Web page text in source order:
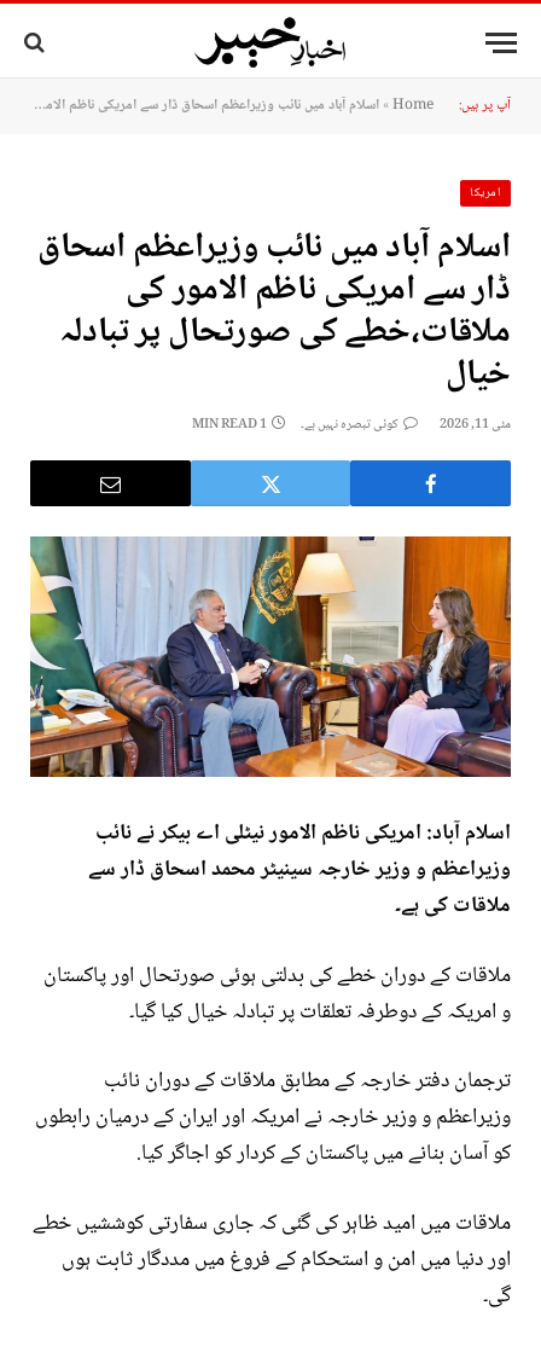
آپ پر ہیں: Home
»اسلام آباد میں نائب وزیراعظم اسحاق ڈار سے امریکی ناظم الامور کی ملاقات،خطے کی صورتحال پر تبادلہ خیال
امریکا
اسلام آباد میں نائب وزیراعظم اسحاق
ڈار سے امریکی ناظم الامور کی
ملاقات،خطے کی صورتحال پر تبادلہ
خیال
مئی 11, 2026 کوئی تبصرہ نہیں ہے۔ 1 MIN READ
اسلام آباد: امریکی ناظم الامور نیٹلی اے بیکر نے نائب
وزیراعظم و وزیر خارجہ سینیٹر محمد اسحاق ڈار سے
ملاقات کی ہے۔
ملاقات کے دوران خطے کی بدلتی ہوئی صورتحال اور پاکستان
و امریکہ کے دوطرفہ تعلقات پر تبادلہ خیال کیا گیا۔
ترجمان دفتر خارجہ کے مطابق ملاقات کے دوران نائب
وزیراعظم و وزیر خارجہ نے امریکہ اور ایران کے درمیان رابطوں
کو آسان بنانے میں پاکستان کے کردار کو اجاگر کیا.
ملاقات میں امید ظاہر کی گئی کہ جاری سفارتی کوششیں خطے
اور دنیا میں امن و استحکام کے فروغ میں مددگار ثابت ہوں
گی۔